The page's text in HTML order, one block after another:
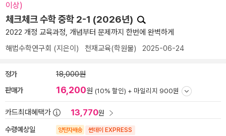
이상)
체크체크 수학 중학 2-1 (2026년)
2022 개정 교육과정, 개념부터 문제까지 한번에 완벽하게
해법수학연구회 (지은이) 천재교육(학원물) 2025-06-24
정가 18,000원
판매가 16,200원 (10% 할인) + 마일리지 900원
카드최대혜택가 13,770원
수령예상일 양탄자배송 썬데이 EXPRESS